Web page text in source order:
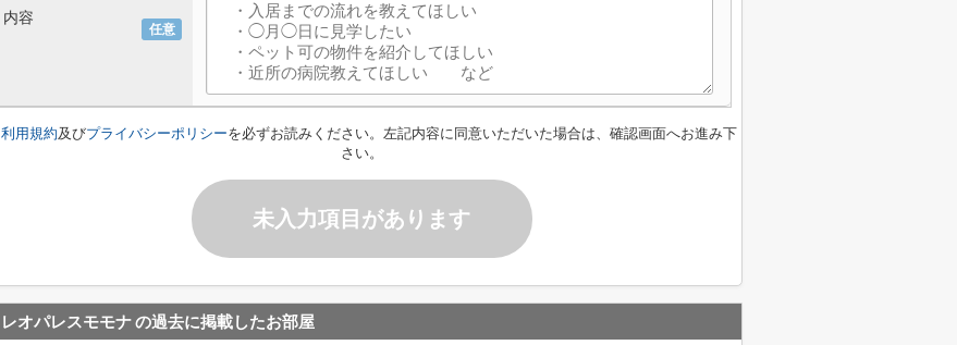
任意
内容
利用規約及びプライバシーポリシーを必ずお読みください。左記内容に同意いただいた場合は、確認画面へお進み下
さい。
未入力項目があります
レオパレスモモナの過去に掲載したお部屋